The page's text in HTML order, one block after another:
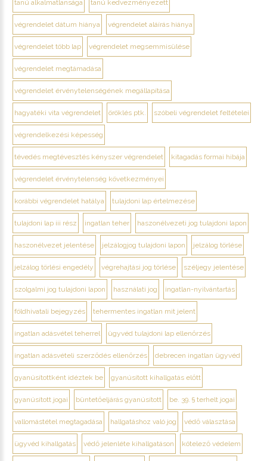
tanú alkalmatlansága tanú kedvezményezett
végrendelet dátum hiánya végrendelet aláírás hiánya
végrendelet több lap végrendelet megsemmisülése
végrendelet megtámadása
végrendelet érvénytelenségének megállapítása
hagyatéki vita végrendelet öröklés ptk. szóbeli végrendelet feltételei
végrendelkezési képesség
tévedés megtévesztés kényszer végrendelet kitagadás formai hibája
végrendelet érvénytelenség következményei
korábbi végrendelet hatálya tulajdoni lap értelmezése
tulajdoni lap iii rész ingatlan teher haszonélvezeti jog tulajdoni lapon
haszonélvezet jelentése jelzálogjog tulajdoni lapon jelzálog törlése
jelzálog törlési engedély végrehajtási jog törlése széljegy jelentése
szolgalmi jog tulajdoni lapon használati jog ingatlan-nyilvántartás
földhivatali bejegyzés tehermentes ingatlan mit jelent
ingatlan adásvétel teherrel ügyvéd tulajdoni lap ellenőrzés
ingatlan adásvételi szerződés ellenőrzés debrecen ingatlan ügyvéd
gyanúsítottként idéztek be gyanúsított kihallgatás előtt
gyanúsított jogai büntetőeljárás gyanúsított be. 39. § terhelt jogai
vallomástétel megtagadása hallgatáshoz való jog védő választása
ügyvéd kihallgatás védő jelenléte kihallgatáson kötelező védelem